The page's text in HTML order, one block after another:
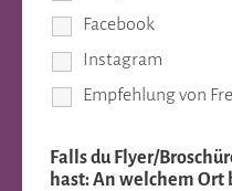
Facebook
Instagram
Empfehlung von
Falls du Flyer/
hast: An welchem Ort